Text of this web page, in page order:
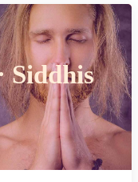
Siddhis